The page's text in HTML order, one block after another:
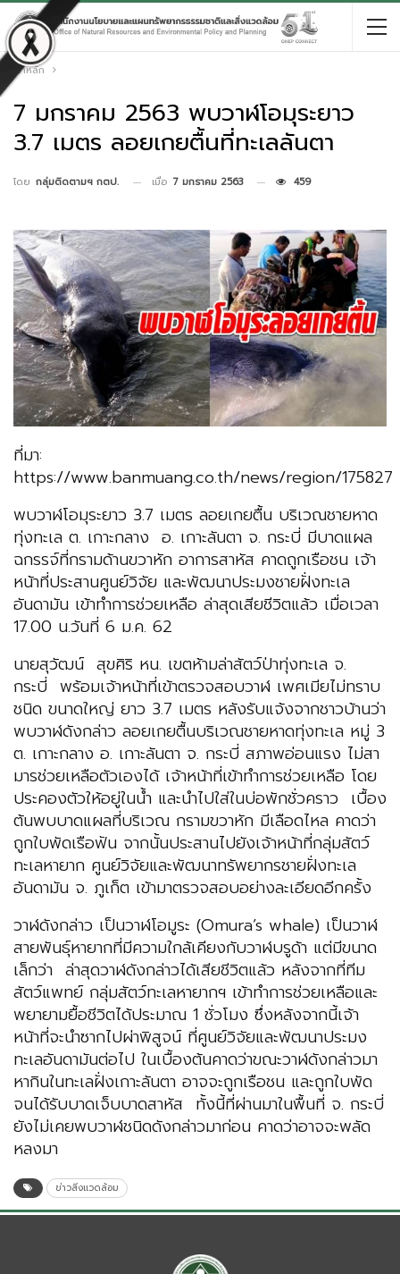
หน้าหลัก
7 มกราคม 2563 พบวาฬโอมุระยาว
3.7 เมตร ลอยเกยตื้นที่ทะเลลันตา
โดย กลุ่มติดตามฯ กตป. เมื่อ 7 มกราคม 2563 459
ที่มา:
https://www.banmuang.co.th/news/region/175827
พบวาฬโอมุระยาว 3.7 เมตร ลอยเกยตื้น บริเวณชายหาด
ทุ่งทะเล ต. เกาะกลาง อ. เกาะลันตา จ. กระบี่ มีบาดแผล
ฉกรรจ์ที่กรามด้านขวาหัก อาการสาหัส คาดถูกเรือชน เจ้า
หน้าที่ประสานศูนย์วิจัย และพัฒนาประมงชายฝั่งทะเล
อันดามัน เข้าทำการช่วยเหลือ ล่าสุดเสียชีวิตแล้ว เมื่อเวลา
17.00 น.วันที่ 6 ม.ค. 62
นายสุวัฒน์ สุขศิริ หน. เขตห้ามล่าสัตว์ป่าทุ่งทะเล จ.
กระบี่ พร้อมเจ้าหน้าที่เข้าตรวจสอบวาฬ เพศเมียไม่ทราบ
ชนิด ขนาดใหญ่ ยาว 3.7 เมตร หลังรับแจ้งจากชาวบ้านว่า
พบวาฬดังกล่าว ลอยเกยตื้นบริเวณชายหาดทุ่งทะเล หมู่ 3
ต. เกาะกลาง อ. เกาะลันตา จ. กระบี่ สภาพอ่อนแรง ไม่สา
มารช่วยเหลือตัวเองได้ เจ้าหน้าที่เข้าทำการช่วยเหลือ โดย
ประคองตัวให้อยู่ในน้ำ และนำไปใส่ในบ่อพักชั่วคราว เบื้อง
ต้นพบบาดแผลที่บริเวณ กรามขวาหัก มีเลือดไหล คาดว่า
ถูกใบพัดเรือฟัน จากนั้นประสานไปยังเจ้าหน้าที่กลุ่มสัตว์
ทะเลหายาก ศูนย์วิจัยและพัฒนาทรัพยากรชายฝั่งทะเล
อันดามัน จ. ภูเก็ต เข้ามาตรวจสอบอย่างละเอียดอีกครั้ง
วาฬดังกล่าว เป็นวาฬโอมูระ (Omura’s whale) เป็นวาฬ
สายพันธุ์หายากที่มีความใกล้เคียงกับวาฬบรูด้า แต่มีขนาด
เล็กว่า ล่าสุดวาฬดังกล่าวได้เสียชีวิตแล้ว หลังจากที่ทีม
สัตว์แพทย์ กลุ่มสัตว์ทะเลหายากฯ เข้าทำการช่วยเหลือและ
พยายามยื้อชีวิตได้ประมาณ 1 ชั่วโมง ซึ่งหลังจากนี้เจ้า
หน้าที่จะนำซากไปผ่าพิสูจน์ ที่ศูนย์วิจัยและพัฒนาประมง
ทะเลอันดามันต่อไป ในเบื้องต้นคาดว่าขณะวาฬดังกล่าวมา
หากินในทะเลฝั่งเกาะลันตา อาจจะถูกเรือชน และถูกใบพัด
จนได้รับบาดเจ็บบาดสาหัส ทั้งนี้ที่ผ่านมาในพื้นที่ จ. กระบี่
ยังไม่เคยพบวาฬชนิดดังกล่าวมาก่อน คาดว่าอาจจะพลัด
หลงมา
ข่าวสิ่งแวดล้อม